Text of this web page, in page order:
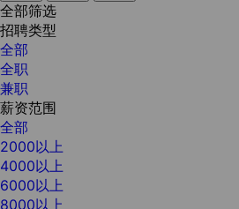
全部筛选
招聘类型
全部
全职
兼职
薪资范围
全部
2000以上
4000以上
6000以上
8000以上